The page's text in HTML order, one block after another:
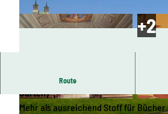
© Wolfgang Gärtner, Tourismus Marketing Ges
ellschaft Sachsen mbH
©
Route
Ankerpunkt 21 der Via Romantika
Gärten)
Mehr als ausreichend Stoff für Bücher